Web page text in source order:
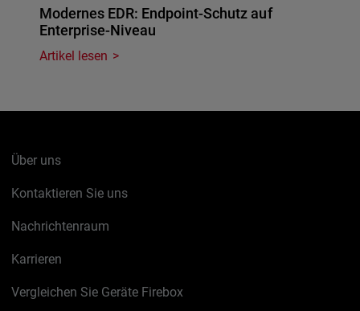
Modernes EDR: Endpoint-Schutz auf
Enterprise-Niveau
Artikel lesen
Über uns
Kontaktieren Sie uns
Nachrichtenraum
Karrieren
Vergleichen Sie Geräte Firebox